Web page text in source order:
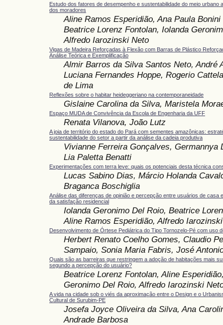
Estudo dos fatores de desempenho e sustentabilidade do meio urbano
dos moradores
Aline Ramos Esperidião, Ana Paula Bonini
Beatrice Lorenz Fontolan, Iolanda
Alfredo Iarozinski Neto
Vigas de Madeira Reforçadas à Flexão com Barras de Plástico
Análise Teórica e Exemplificação
Almir Barros da Silva Santos Neto, André
Luciana Fernandes Hoppe, Rogerio
de Lima
Reflexões sobre o habitar heideggeriano na contemporaneidade
Gislaine Carolina da Silva, Maristela
Espaço MUDA de Convivência da Escola de Engenharia da UFF
Renata Vilanova, João Lutz
A joia de território do estado do Pará com sementes amazônicas:
sustentabilidade do setor a partir da análise da cadeia produtiva
Vivianne Ferreira Gonçalves, Germannya
Lia Paletta Benatti
Experimentações com terra leve: quais os potenciais desta técnica
Lucas Sabino Dias, Márcio Holanda
Braganca Boschiglia
Análise das diferenças de opinião e percepção entre usuários de casa
da satisfação residencial
Iolanda Geronimo Del Roio, Beatrice
Aline Ramos Esperidião, Alfredo
Desenvolvimento de Órtese Pediátrica do Tipo Tornozelo-Pé com uso
Herbert Renato Coelho Gomes, Claudio
Sampaio, Sonia Maria Fabris, José
Quais são as barreiras que restringem a adoção de habitações mais
segundo a percepção do usuário?
Beatrice Lorenz Fontolan, Aline
Geronimo Del Roio, Alfredo Iarozinski
A vida na cidade sob o viés da aproximação entre o Design e o
Cultural de Surubim-PE
Josefa Joyce Oliveira da Silva, Ana
Andrade Barbosa